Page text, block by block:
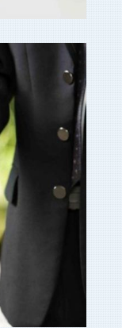
Ampliar